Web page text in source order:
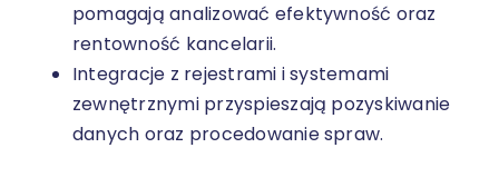
pomagają analizować efektywność oraz
rentowność kancelarii.
Integracje z rejestrami i systemami
zewnętrznymi przyspieszają pozyskiwanie
danych oraz procedowanie spraw.